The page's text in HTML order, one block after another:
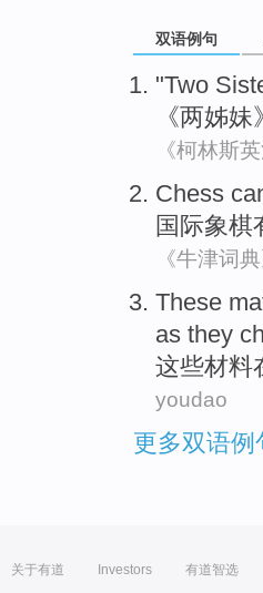
双语例句
"Two
《两姊妹》
《柯林斯
Chess
国际象棋
《牛津词典
These
as they
这些材料
youdao
更多双语例
关于有道 Investors 有道智选